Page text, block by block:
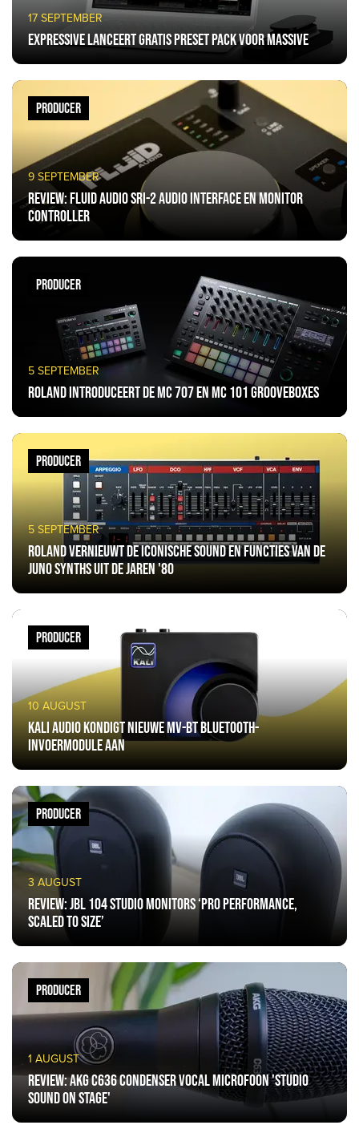
17 SEPTEMBER
Expressive lanceert gratis preset pack voor Massive
9 SEPTEMBER
Review: Fluid Audio SRI-2 audio interface en monitor
controller
PRODUCER
5 SEPTEMBER
Roland introduceert de mc 707 en mc 101 Grooveboxes
PRODUCER
5 SEPTEMBER
Roland vernieuwt de iconische sound en functies van de
JUNO Synths uit de jaren '80
PRODUCER
10 AUGUST
Kali Audio kondigt nieuwe MV-BT Bluetooth-
invoermodule aan
PRODUCER
3 AUGUST
Review: JBL 104 studio monitors ‘pro performance,
scaled to size’
PRODUCER
1 AUGUST
Review: AKG C636 Condenser Vocal Microfoon 'studio
sound on stage'
PRODUCER